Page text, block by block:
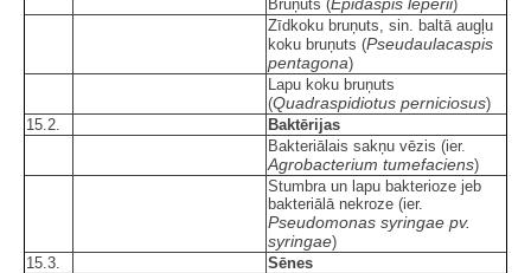
Bruņuts (
)
Zīdkoku bruņuts, sin. baltā augļu
koku bruņuts (Pseudaulacaspis
pentagona)
Lapu koku bruņuts
(Quadraspidiotus perniciosus)
15.2.
Baktērijas
Bakteriālais sakņu vēzis (ier.
Agrobacterium tumefaciens)
Stumbra un lapu bakterioze jeb
bakteriālā nekroze (ier.
Pseudomonas syringae pv.
syringae)
15.3.
Sēnes